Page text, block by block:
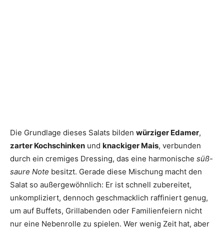
Die Grundlage dieses Salats bilden würziger Edamer,
zarter Kochschinken und knackiger Mais, verbunden
durch ein cremiges Dressing, das eine harmonische süß-
saure Note besitzt. Gerade diese Mischung macht den
Salat so außergewöhnlich: Er ist schnell zubereitet,
unkompliziert, dennoch geschmacklich raffiniert genug,
um auf Buffets, Grillabenden oder Familienfeiern nicht
nur eine Nebenrolle zu spielen. Wer wenig Zeit hat, aber